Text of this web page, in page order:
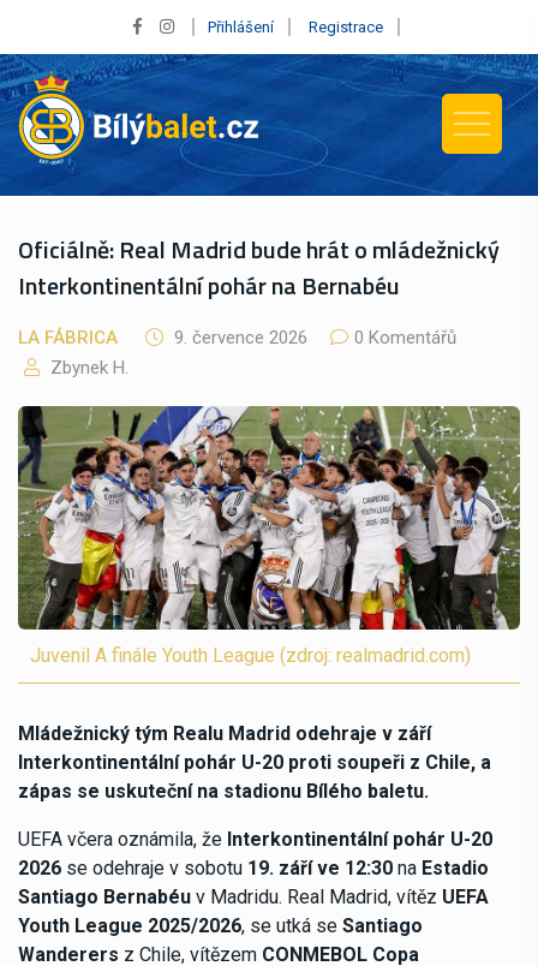
Přihlášení Registrace
Oficiálně: Real Madrid bude hrát o mládežnický
Interkontinentální pohár na Bernabéu
LA FÁBRICA 9. července 2026
0 Komentářů
Zbynek H.
Juvenil A finále Youth League (zdroj: realmadrid.com)
Mládežnický tým Realu Madrid odehraje v září
Interkontinentální pohár U-20 proti soupeři z Chile, a
zápas se uskuteční na stadionu Bílého baletu.
UEFA včera oznámila, že Interkontinentální pohár U-20
2026 se odehraje v sobotu 19. září ve 12:30 na Estadio
Santiago Bernabéu v Madridu. Real Madrid, vítěz UEFA
Youth League 2025/2026, se utká se Santiago
Wanderers z Chile, vítězem CONMEBOL Copa